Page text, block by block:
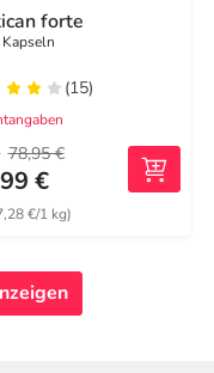
forte
(15)
78,95 €
€
€/1 kg)